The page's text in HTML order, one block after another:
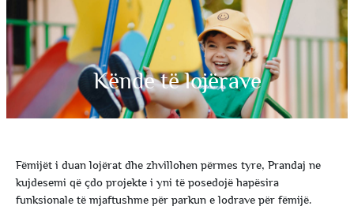
Kënde të lojërave
Fëmijët i duan lojërat dhe zhvillohen përmes tyre, Prandaj ne
kujdesemi që çdo projekte i yni të posedojë hapësira
funksionale të mjaftushme për parkun e lodrave për fëmijë.